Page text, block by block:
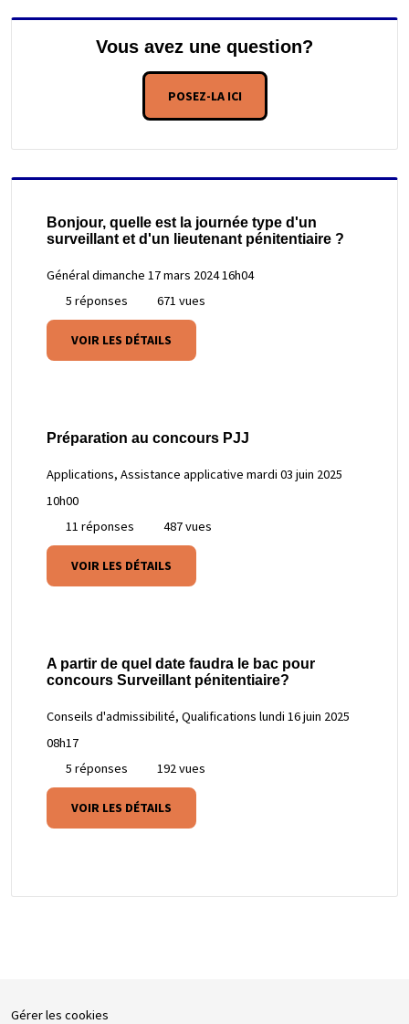
Vous avez une question?
POSEZ-LA ICI
Bonjour, quelle est la journée type d'un
surveillant et d'un lieutenant pénitentiaire ?
Généraldimanche 17 mars 2024 16h04
5 réponses
671 vues
VOIR LES DÉTAILS
Préparation au concours PJJ
Applications, Assistance applicative mardi 03 juin 2025
10h00
11 réponses
487 vues
VOIR LES DÉTAILS
A partir de quel date faudra le bac pour
concours Surveillant pénitentiaire?
Conseils d'admissibilité, Qualifications lundi 16 juin 2025
08h17
5 réponses
192 vues
VOIR LES DÉTAILS
Gérer les cookies